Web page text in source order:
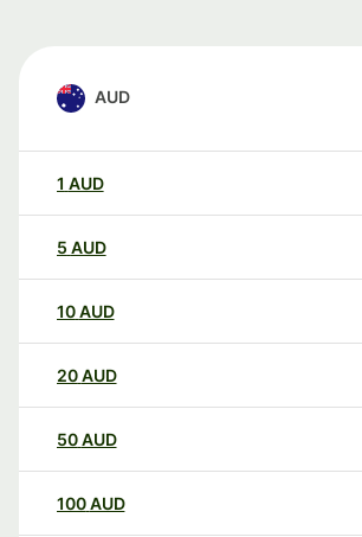
AUD
1 AUD
5 AUD
10AUD
20AUD
50AUD
100AUD